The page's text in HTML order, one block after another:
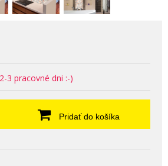
2-3 pracovné dni :-)
Pridať do košíka